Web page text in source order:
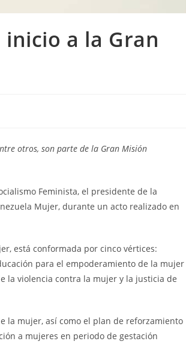
a la Gran
otros, son parte de la Gran Misión
Feminista, el presidente de la
Mujer, durante un acto realizado en
está conformada por cinco vértices:
para el empoderamiento de la mujer
la violencia contra la mujer y la justicia de
la mujer, así como el plan de reforzamiento
a mujeres en periodo de gestación